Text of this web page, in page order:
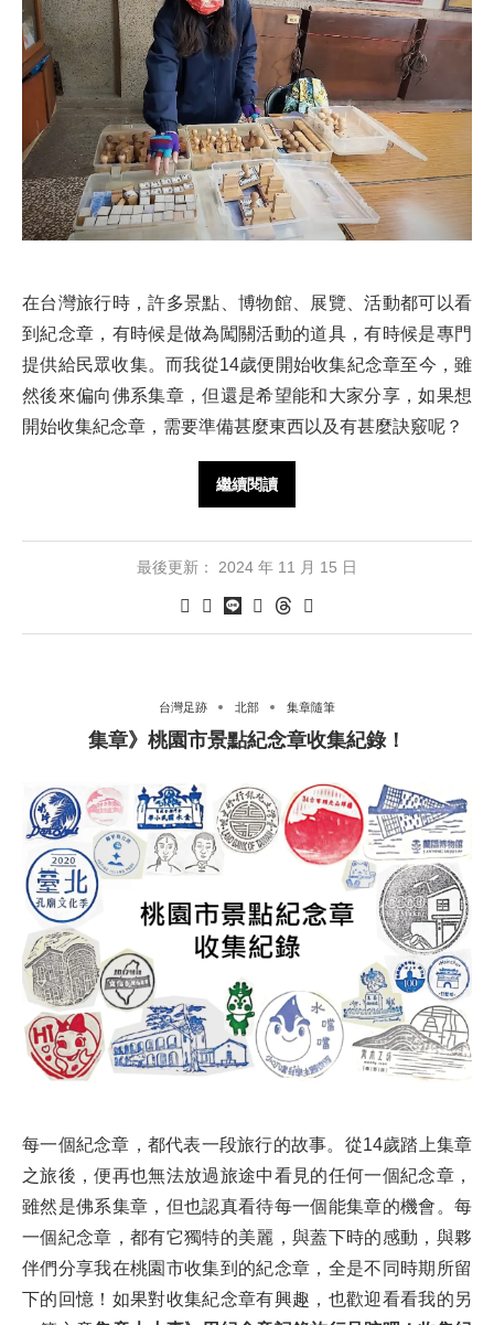
在台灣旅行時，許多景點、博物館、展覽、活動都可以看
到紀念章，有時候是做為闖關活動的道具，有時候是專門
提供給民眾收集。而我從14歲便開始收集紀念章至今，雖
然後來偏向佛系集章，但還是希望能和大家分享，如果想
開始收集紀念章，需要準備甚麼東西以及有甚麼訣竅呢？
繼續閱讀
最後更新： 2024 年 11 月 15 日
台灣足跡 北部 集章隨筆
集章》桃園市景點紀念章收集紀錄！
每一個紀念章，都代表一段旅行的故事。從14歲踏上集章
之旅後，便再也無法放過旅途中看見的任何一個紀念章，
雖然是佛系集章，但也認真看待每一個能集章的機會。每
一個紀念章，都有它獨特的美麗，與蓋下時的感動，與夥
伴們分享我在桃園市收集到的紀念章，全是不同時期所留
下的回憶！如果對收集紀念章有興趣，也歡迎看看我的另